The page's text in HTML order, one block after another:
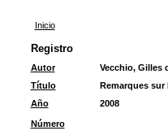
Inicio
Registro
Autor
Vecchio, Gilles
Título
Remarques sur
Año
2008
Número